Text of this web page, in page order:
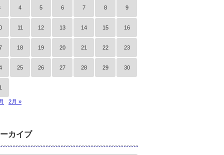
4 5 6 7 8 9
11 12 13 14 15 16
18 19 20 21 22 23
25 26 27 28 29 30
2月 »
カイブ